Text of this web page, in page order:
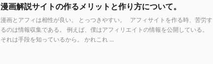
漫画解説サイトの作るメリットと作り方について。
漫画とアフィは相性が良い。 とっつきやすい。 アフィサイトを作る時、苦労す
るのは情報収集である。 例えば、僕はアフィリエイトの情報を公開している。
それは手段を知っているから。 かれこれ ...